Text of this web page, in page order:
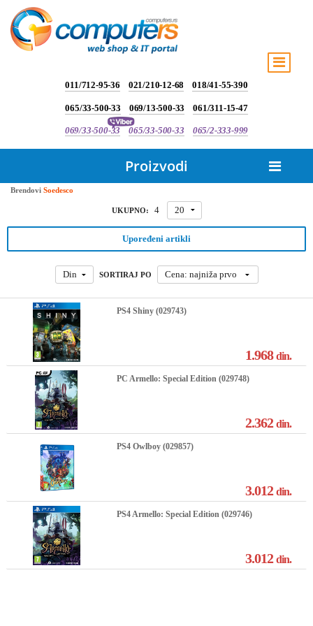
011/712-95-36 021/210-12-68 018/41-55-390
065/33-500-33 069/13-500-33 061/311-15-47
069/33-500-33 065/33-500-33 065/2-333-999
Proizvodi
Brendovi Soedesco
UKUPNO: 4 20
Upoređeni artikli
Din SORTIRAJ PO Cena: najniža prvo
PS4 Shiny (029743)
1.968din.
PC Armello: Special Edition (029748)
2.362din.
PS4 Owlboy (029857)
3.012din.
PS4 Armello: Special Edition (029746)
3.012din.